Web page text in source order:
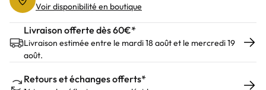
Voir disponibilité en boutique
Livraison offerte dès 60€*
Livraison estimée entre le mardi 18 août et le mercredi 19
août.
Retours et échanges offerts*